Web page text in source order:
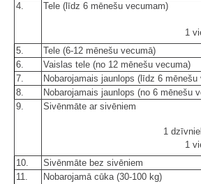
4.
Tele (līdz 6 mēnešu vecumam)
1
5. Tele (6-12 mēnešu vecumā)
6.
Vaislas tele (no 12 mēnešu vecuma)
7.
Nobarojamais jaunlops (līdz 6 mēnešu
8.
Nobarojamais jaunlops (no 6 mēnešu
9.
Sivēnmāte ar sivēniem
1
1
10. Sivēnmāte bez sivēniem
11.
Nobarojamā cūka (30-100 kg)